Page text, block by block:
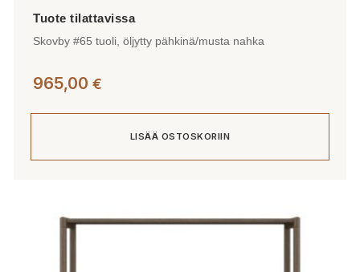
Skovby #65 tuoli, öljytty pähkinä/musta nahka
965,00 €
LISÄÄ OSTOSKORIIN